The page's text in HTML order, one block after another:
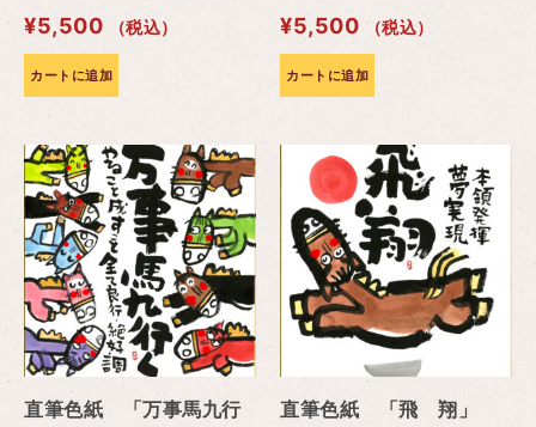
¥5,500 （税込）
カートに追加
¥5,500 （税込）
カートに追加
直筆色紙 「万事馬九行
直筆色紙 「飛 翔」